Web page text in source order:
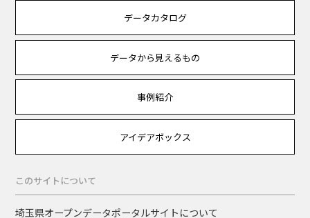
データカタログ
データから見えるもの
事例紹介
アイデアボックス
このサイトについて
埼玉県オープンデータポータルサイトについて